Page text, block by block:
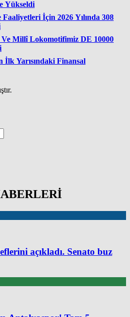
Yükseldi
İçin 2026 Yılında 308
Millî Lokomotifimiz DE 10000
İlk Yarısındaki Finansal
açıkladı. Senato buz